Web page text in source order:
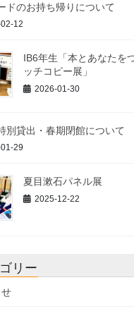
ドのお持ち帰りについて
12
IB6年生「本とあなたを
ッチコピー展」
2026-01-30
別貸出・春期閉館について
29
夏目漱石パネル展
2025-12-22
リー